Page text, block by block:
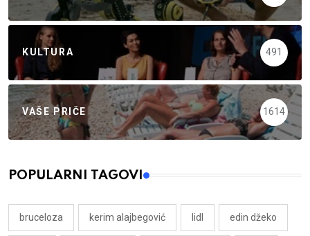
KULTURA 491
VAŠE PRIČE 1614
POPULARNI TAGOVI
bruceloza kerim alajbegović lidl edin džeko